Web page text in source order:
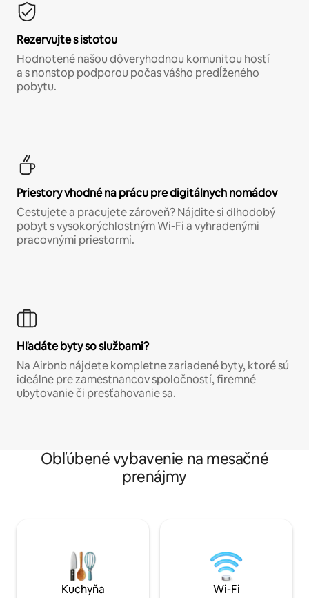
Rezervujte s istotou
Hodnotené našou dôveryhodnou komunitou hostí
a s nonstop podporou počas vášho predĺženého
pobytu.
Priestory vhodné na prácu pre digitálnych nomádov
Cestujete a pracujete zároveň? Nájdite si dlhodobý
pobyt s vysokorýchlostným Wi-Fi a vyhradenými
pracovnými priestormi.
Hľadáte byty so službami?
Na Airbnb nájdete kompletne zariadené byty, ktoré sú
ideálne pre zamestnancov spoločností, firemné
ubytovanie či presťahovanie sa.
Obľúbené vybavenie na mesačné
prenájmy
Kuchyňa Wi-Fi